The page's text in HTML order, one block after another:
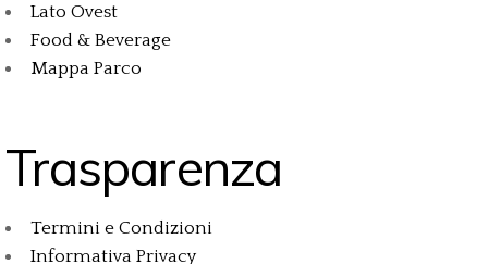
Lato Ovest
Food & Beverage
Mappa Parco
Trasparenza
Termini e Condizioni
Informativa Privacy